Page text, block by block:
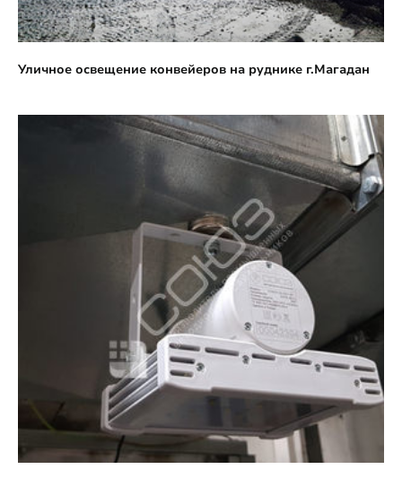
Уличное освещение конвейеров на руднике г.Магадан